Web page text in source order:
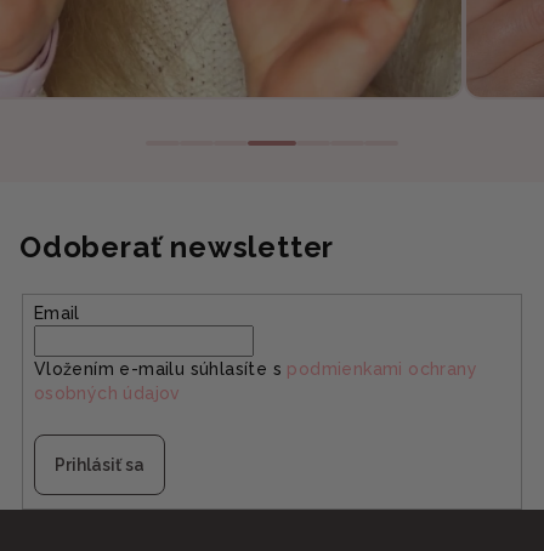
Odoberať newsletter
Email
Vložením e-mailu súhlasíte s podmienkami ochrany
osobných údajov
Prihlásiť sa